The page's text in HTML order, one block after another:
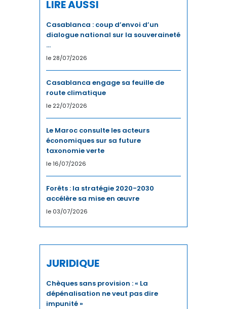
ÉNERGIE
ENERGIE
ENERGIES DURABLES
ENTREPRENEURIAT
FERROVIAIRE
FINANCE / ASSURANCE
IMMOBILIER
INDUSTRIES CULTURELLES
LIRE AUSSI
Casablanca : coup d’envoi d’un
dialogue national sur la souveraineté
...
le 28/07/2026
Casablanca engage sa feuille de
route climatique
le 22/07/2026
Le Maroc consulte les acteurs
économiques sur sa future
taxonomie verte
le 16/07/2026
Forêts : la stratégie 2020-2030
accélère sa mise en œuvre
le 03/07/2026
JURIDIQUE
Chèques sans provision : « La
dépénalisation ne veut pas dire
impunité »